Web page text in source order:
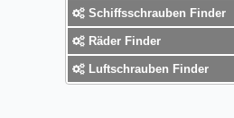
Schiffsschrauben Finder
Räder Finder
Luftschrauben Finder